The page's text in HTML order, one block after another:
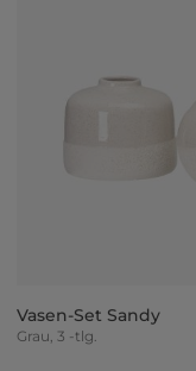
Vasen-Set Sandy
Grau, 3 -tlg.